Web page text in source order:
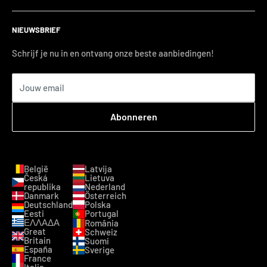
NIEUWSBRIEF
Schrijf je nu in en ontvang onze beste aanbiedingen!
Jouw email
Abonneren
België
Česká
republika
Danmark
Deutschland
Eesti
ΕΛΛΑΔΑ
Great
Britain
España
France
Latvija
Lietuva
Nederland
Österreich
Polska
Portugal
România
Schweiz
Suomi
Sverige